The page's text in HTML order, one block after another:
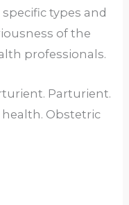
types and
of the
professionals.
Parturient.
Obstetric